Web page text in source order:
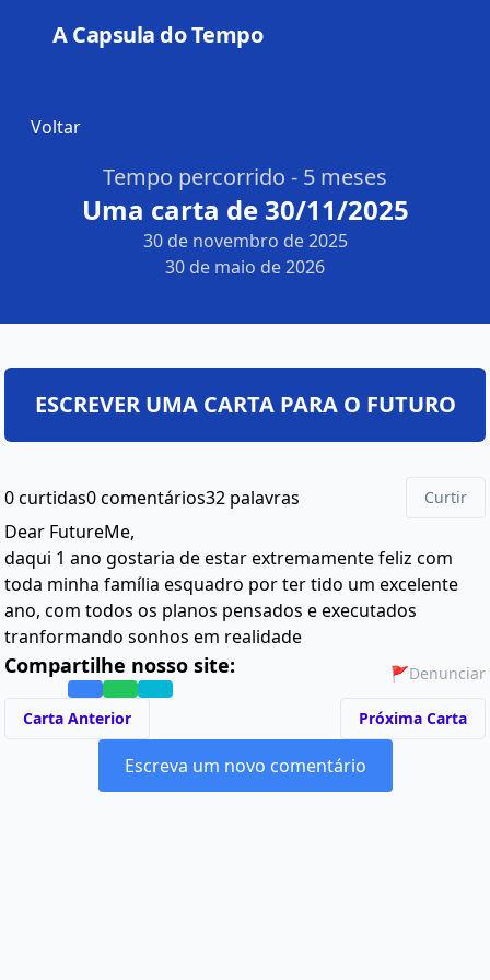
A Capsula do Tempo
Voltar
Tempo percorrido - 5 meses
Uma carta de 30/11/2025
30 de novembro de 2025
30 de maio de 2026
0 curtidas0 comentários32 palavras Curtir
Dear FutureMe,
daqui 1 ano gostaria de estar extremamente feliz com
toda minha família esquadro por ter tido um excelente
ano, com todos os planos pensados e executados
tranformando sonhos em realidade
Compartilhe nosso site: 🚩Denunciar
Carta Anterior Próxima Carta
Escreva um novo comentário
ESCREVER UMA CARTA PARA O FUTURO